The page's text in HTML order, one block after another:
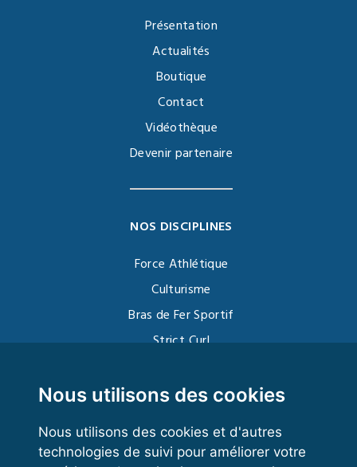
Nous utilisons des cookies
Nous utilisons des cookies et d'autres
technologies de suivi pour améliorer votre
Présentation
Actualités
Boutique
Contact
Vidéothèque
Devenir partenaire
NOS DISCIPLINES
Force Athlétique
Culturisme
Bras de Fer Sportif
Strict Curl
Kettlebell